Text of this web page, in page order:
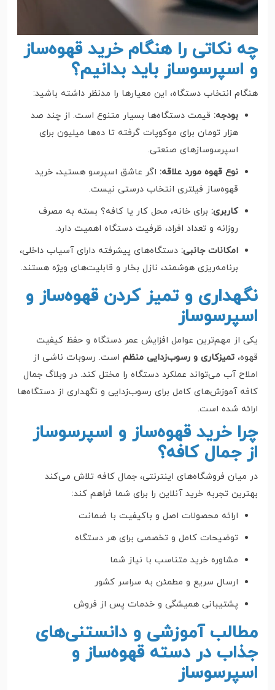
چه نکاتی را هنگام خرید قهوه‌ساز
و اسپرسوساز باید بدانیم؟
هنگام انتخاب دستگاه، این معیارها را مدنظر داشته باشید:
بودجه: قیمت دستگاه‌ها بسیار متنوع است. از چند صد
هزار تومان برای موکوپات گرفته تا ده‌ها میلیون برای
اسپرسوسازهای صنعتی.
نوع قهوه مورد علاقه: اگر عاشق اسپرسو هستید، خرید
قهوه‌ساز فیلتری انتخاب درستی نیست.
کاربری: برای خانه، محل کار یا کافه؟ بسته به مصرف
روزانه و تعداد افراد، ظرفیت دستگاه اهمیت دارد.
امکانات جانبی: دستگاه‌های پیشرفته دارای آسیاب داخلی،
برنامه‌ریزی هوشمند، نازل بخار و قابلیت‌های ویژه هستند.
نگهداری و تمیز کردن قهوه‌ساز و
اسپرسوساز
یکی از مهم‌ترین عوامل افزایش عمر دستگاه و حفظ کیفیت
قهوه، تمیزکاری و رسوب‌زدایی منظم است. رسوبات ناشی از
املاح آب می‌تواند عملکرد دستگاه را مختل کند. در وبلاگ جمال
کافه آموزش‌های کامل برای رسوب‌زدایی و نگهداری از دستگاه‌ها
ارائه شده است.
چرا خرید قهوه‌ساز و اسپرسوساز
از جمال کافه؟
در میان فروشگاه‌های اینترنتی، جمال کافه تلاش می‌کند
بهترین تجربه خرید آنلاین را برای شما فراهم کند:
ارائه محصولات اصل و باکیفیت با ضمانت
توضیحات کامل و تخصصی برای هر دستگاه
مشاوره خرید متناسب با نیاز شما
ارسال سریع و مطمئن به سراسر کشور
پشتیبانی همیشگی و خدمات پس از فروش
مطالب آموزشی و دانستنی‌های
جذاب در دسته قهوه‌ساز و
اسپرسوساز